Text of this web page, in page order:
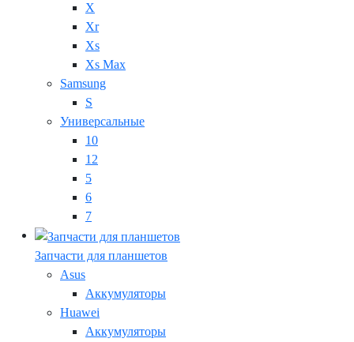
X
Xr
Xs
Xs Max
Samsung
S
Универсальные
10
12
5
6
7
Запчасти для планшетов
Asus
Аккумуляторы
Huawei
Аккумуляторы